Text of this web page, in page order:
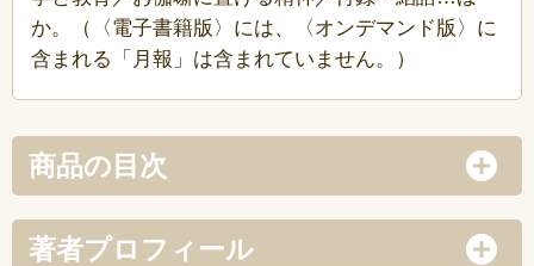
か。（〈電子書籍版〉には、〈オンデマンド版〉に
含まれる「月報」は含まれていません。）
商品の目次
著者プロフィール